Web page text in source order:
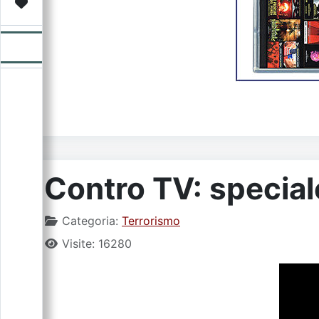
Contro TV:
Categoria: Terrorismo
Visite: 16280